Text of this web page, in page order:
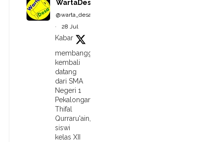
WartaDesa
@warta_desa
·
28 Jul
Kabar
membanggakan
kembali
datang
dari SMA
Negeri 1
Pekalongan.
Thifal
Qurraru'ain,
siswi
kelas XII